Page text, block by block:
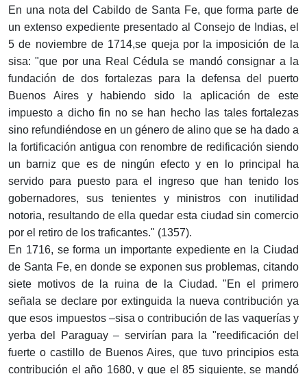
En una nota del Cabildo de Santa Fe, que forma parte de
un extenso expediente presentado al Consejo de Indias, el
5 de noviembre de 1714,se queja por la imposición de la
sisa: "que por una Real Cédula se mandó consignar a la
fundación de dos fortalezas para la defensa del puerto
Buenos Aires y habiendo sido la aplicación de este
impuesto a dicho fin no se han hecho las tales fortalezas
sino refundiéndose en un género de alino que se ha dado a
la fortificación antigua con renombre de redificación siendo
un barniz que es de ningún efecto y en lo principal ha
servido para puesto para el ingreso que han tenido los
gobernadores, sus tenientes y ministros con inutilidad
notoria, resultando de ella quedar esta ciudad sin comercio
por el retiro de los traficantes." (1357).
En 1716, se forma un importante expediente en la Ciudad
de Santa Fe, en donde se exponen sus problemas, citando
siete motivos de la ruina de la Ciudad. "En el primero
señala se declare por extinguida la nueva contribución ya
que esos impuestos –sisa o contribución de las vaquerías y
yerba del Paraguay – servirían para la "reedificación del
fuerte o castillo de Buenos Aires, que tuvo principios esta
contribución el año 1680, y que el 85 siguiente, se mandó